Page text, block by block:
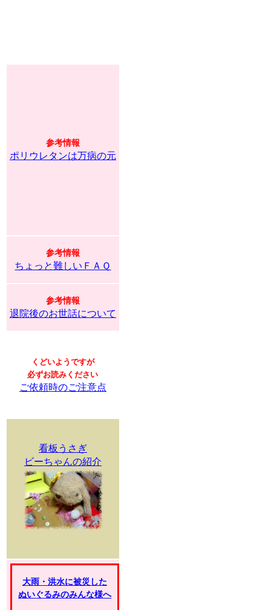
参考情報
ポリウレタンは万病の元
参考情報
ちょっと難しいＦＡＱ
参考情報
退院後のお世話について
くどいようですが
必ずお読みください
ご依頼時のご注意点
看板うさぎ
ビーちゃんの紹介
大雨・洪水に被災した
ぬいぐるみのみんな様へ